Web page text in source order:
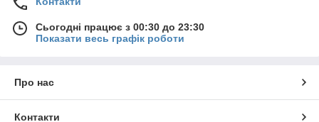
Сьогодні працює з 00:30 до 23:30
Показати весь графік роботи
Про нас
Контакти